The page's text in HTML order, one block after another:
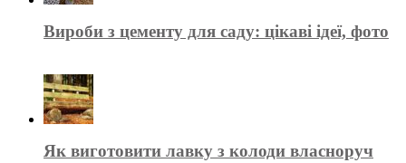
Вироби з цементу для саду: цікаві ідеї, фото
Як виготовити лавку з колоди власноруч